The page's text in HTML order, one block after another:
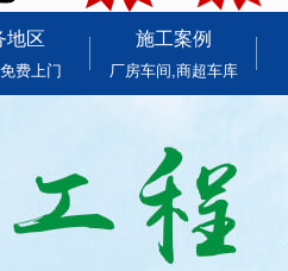
地区
费上门
施工案例
厂房车间,商超车库